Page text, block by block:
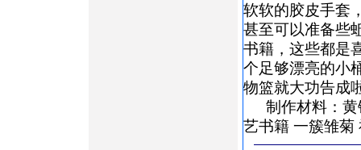
软软的胶皮手套
甚至可以准备些
书籍，这些都是
个足够漂亮的小
物篮就大功告成
制作材料：
艺书籍 一簇雏菊